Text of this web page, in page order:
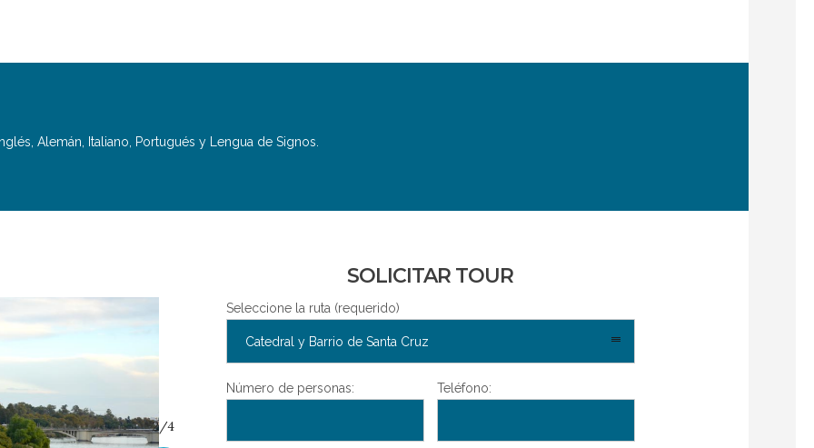
Alemán, Italiano, Portugués y Lengua de Signos.
SOLICITAR TOUR
Seleccione la ruta (requerido)
Catedral y Barrio de Santa Cruz
Número de personas: Teléfono: